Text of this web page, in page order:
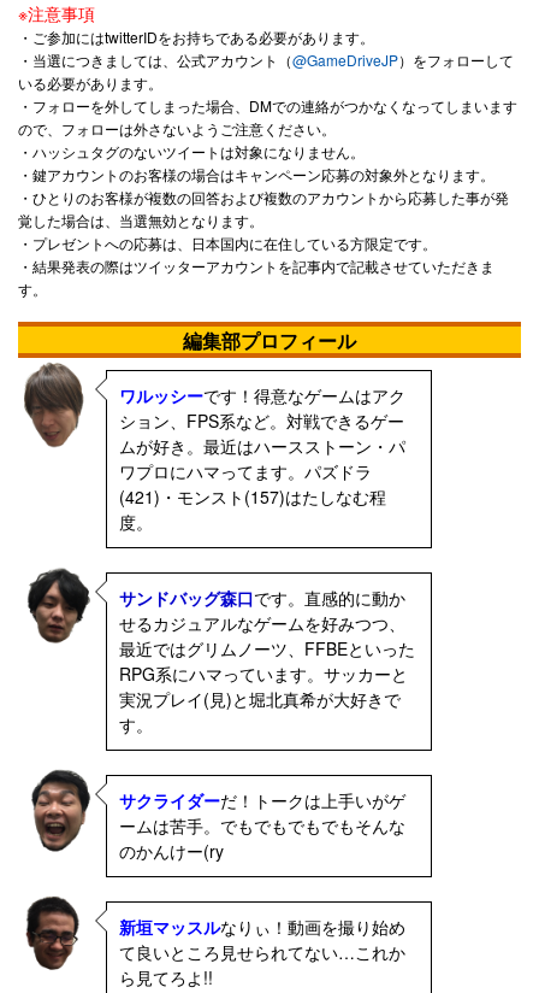
※注意事項
・ご参加にはtwitterIDをお持ちである必要があります。
・当選につきましては、公式アカウント（@GameDriveJP）をフォローして
いる必要があります。
・フォローを外してしまった場合、DMでの連絡がつかなくなってしまいます
ので、フォローは外さないようご注意ください。
・ハッシュタグのないツイートは対象になりません。
・鍵アカウントのお客様の場合はキャンペーン応募の対象外となります。
・ひとりのお客様が複数の回答および複数のアカウントから応募した事が発
覚した場合は、当選無効となります。
・プレゼントへの応募は、日本国内に在住している方限定です。
・結果発表の際はツイッターアカウントを記事内で記載させていただきま
す。
編集部プロフィール
ワルッシーです！得意なゲームはアク
ション、FPS系など。対戦できるゲー
ムが好き。最近はハースストーン・パ
ワプロにハマってます。パズドラ
(421)・モンスト(157)はたしなむ程
度。
サンドバッグ森口です。直感的に動か
せるカジュアルなゲームを好みつつ、
最近ではグリムノーツ、FFBEといった
RPG系にハマっています。サッカーと
実況プレイ(見)と堀北真希が大好きで
す。
サクライダーだ！トークは上手いがゲ
ームは苦手。でもでもでもでもそんな
のかんけー(ry
新垣マッスルなりぃ！動画を撮り始め
て良いところ見せられてない…これか
ら見てろよ!!